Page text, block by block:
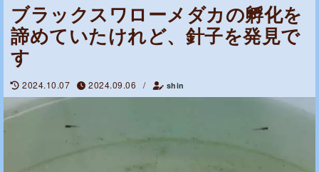
ブラックスワローメダカの孵化を
諦めていたけれど、針子を発見で
す
2024.10.07 2024.09.06 / shin